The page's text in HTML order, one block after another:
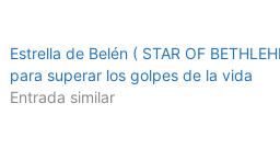
Estrella de Belén ( STAR OF
para superar los golpes de la vida
Entrada similar